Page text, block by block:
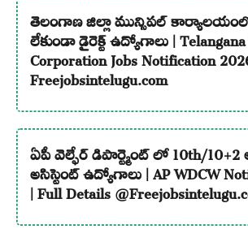
తెలంగాణ జిల్లా మున్సిపల్ కార్యాలయంలో
లేకుండా డైరెక్ట్ ఉద్యోగాలు |
Corporation Jobs Notification
Freejobsintelugu.com
ఏపీ వెల్ఫేర్ డిపార్ట్మెంట్ లో 10th/
అసిస్టెంట్ ఉద్యోగాలు | AP WDCW
| Full Details